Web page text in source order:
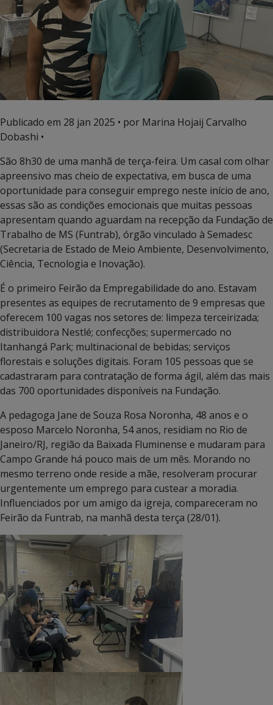
Publicado em 28 jan 2025 • por Marina Hojaij Carvalho
Dobashi •
São 8h30 de uma manhã de terça-feira. Um casal com olhar
apreensivo mas cheio de expectativa, em busca de uma
oportunidade para conseguir emprego neste início de ano,
essas são as condições emocionais que muitas pessoas
apresentam quando aguardam na recepção da Fundação de
Trabalho de MS (Funtrab), órgão vinculado à Semadesc
(Secretaria de Estado de Meio Ambiente, Desenvolvimento,
Ciência, Tecnologia e Inovação).
É o primeiro Feirão da Empregabilidade do ano. Estavam
presentes as equipes de recrutamento de 9 empresas que
oferecem 100 vagas nos setores de: limpeza terceirizada;
distribuidora Nestlé; confecções; supermercado no
Itanhangá Park; multinacional de bebidas; serviços
florestais e soluções digitais. Foram 105 pessoas que se
cadastraram para contratação de forma ágil, além das mais
das 700 oportunidades disponíveis na Fundação.
A pedagoga Jane de Souza Rosa Noronha, 48 anos e o
esposo Marcelo Noronha, 54 anos, residiam no Rio de
Janeiro/RJ, região da Baixada Fluminense e mudaram para
Campo Grande há pouco mais de um mês. Morando no
mesmo terreno onde reside a mãe, resolveram procurar
urgentemente um emprego para custear a moradia.
Influenciados por um amigo da igreja, compareceram no
Feirão da Funtrab, na manhã desta terça (28/01).